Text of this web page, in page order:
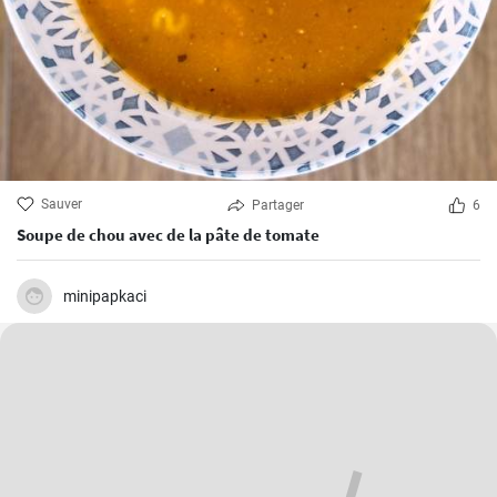
Sauver Partager 6
Soupe de chou avec de la pâte de tomate
minipapkaci